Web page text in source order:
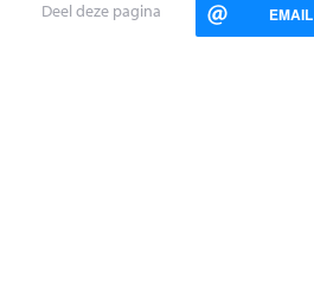
Deel deze pagina EMAIL